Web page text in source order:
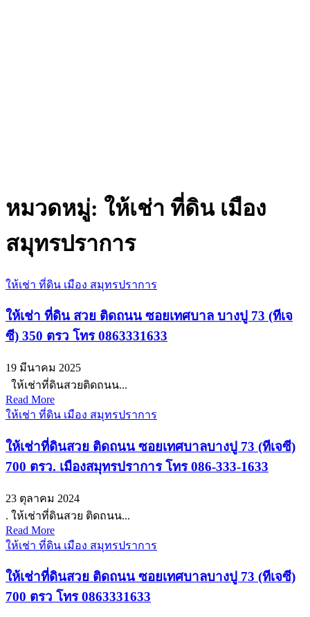
หมวดหมู่: ให้เช่า ที่ดิน เมือง
สมุทรปราการ
ให้เช่า ที่ดิน เมือง สมุทรปราการ
ให้เช่า ที่ดิน สวย ติดถนน ซอยเทศบาล บางปู 73 (ทีเจ
ซี) 350 ตรว โทร 0863331633
19 มีนาคม 2025
‭ให้เช่าที่ดินสวยติดถนน...
Read More
ให้เช่า ที่ดิน เมือง สมุทรปราการ
ให้เช่าที่ดินสวย ติดถนน ซอยเทศบาลบางปู 73 (ทีเจซี)
700 ตรว. เมืองสมุทรปราการ โทร 086-333-1633
23 ตุลาคม 2024
. ให้เช่าที่ดินสวย ติดถนน...
Read More
ให้เช่า ที่ดิน เมือง สมุทรปราการ
ให้เช่าที่ดินสวย ติดถนน ซอยเทศบาลบางปู 73 (ทีเจซี)
700 ตรว โทร 0863331633